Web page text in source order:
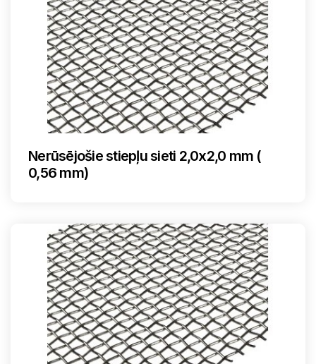
Nerūsējošie stiepļu sieti 2,0x2,0 mm (
0,56 mm)